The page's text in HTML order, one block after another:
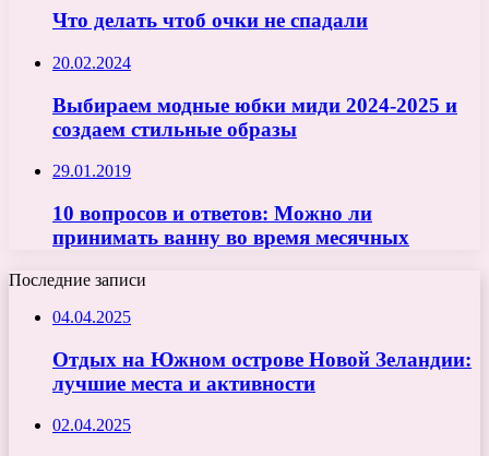
Что делать чтоб очки не спадали
20.02.2024
Выбираем модные юбки миди 2024-2025 и
создаем стильные образы
29.01.2019
10 вопросов и ответов: Можно ли
принимать ванну во время месячных
Последние записи
04.04.2025
Отдых на Южном острове Новой Зеландии:
лучшие места и активности
02.04.2025